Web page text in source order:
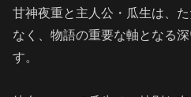
甘神夜重と主人公・瓜生は、
なく、物語の重要な軸となる
す。